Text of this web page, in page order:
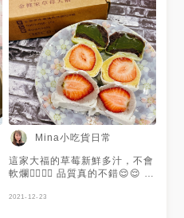
Mina小吃貨日常
這家大福的草莓新鮮多汁，不會
軟爛👍🏻👍🏻 品質真的不錯😌😌 難
芋頭餡還吃的到芋頭塊 很真實
2021-12-23